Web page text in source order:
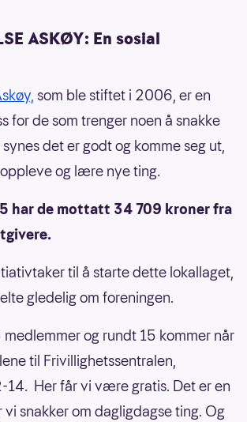
ASKØY: En sosial
som ble stiftet i 2006, er en
for de som trenger noen å snakke
det er godt og komme seg ut,
og lære nye ting.
har de mottatt 34 709 kroner fra
til å starte dette lokallaget,
gledelig om foreningen.
og rundt 15 kommer når
til Frivillighetssentralen,
14. Her får vi være gratis. Det er en
vi snakker om dagligdagse ting. Og